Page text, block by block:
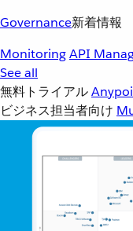
Governance新着情報
MonitoringAPI
See all
無料トライアル
ビジネス担当者向け